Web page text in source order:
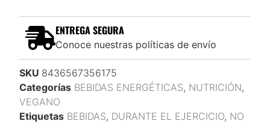
ENTREGA SEGURA
Conoce nuestras políticas de envío
SKU 8436567356175
Categorías BEBIDAS ENERGÉTICAS, NUTRICIÓN,
VEGANO
Etiquetas BEBIDAS, DURANTE EL EJERCICIO, NO